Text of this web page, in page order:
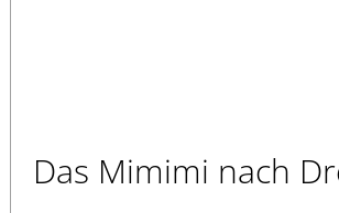
Das Mimimi nach